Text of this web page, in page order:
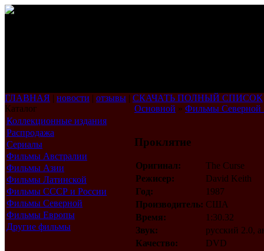
ГЛАВНАЯ | новости | отзывы | СКАЧАТЬ ПОЛНЫЙ СПИСОК
Каталог
Коллекционные издания
Распродажа
Сериалы
Фильмы Австралии
Фильмы Азии
Фильмы Латинской
Америки
Фильмы СССР и России
Фильмы Северной
Америки
Фильмы Европы
Другие фильмы
Основной » Фильмы Северной
Проклятие
Оригинал:
The Curse
Режисер:
David Keith
Год:
1987
Производитель: США
Время:
1:30.32
Звук:
русский 2.0,
Качество:
DVD